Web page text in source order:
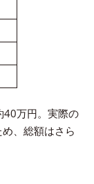
40万円。実際の
、総額はさら